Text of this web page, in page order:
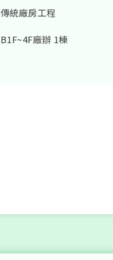
傳統廠房工程
B1F~4F廠辦 1棟